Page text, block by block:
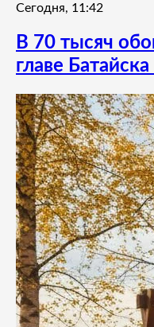
Сегодня, 11:42
В 70 тысяч
главе